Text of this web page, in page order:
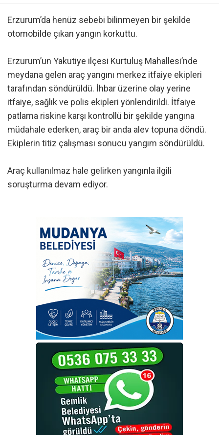
Erzurum’da henüz sebebi bilinmeyen bir şekilde
otomobilde çıkan yangın korkuttu.
Erzurum’un Yakutiye ilçesi Kurtuluş Mahallesi’nde
meydana gelen araç yangını merkez itfaiye ekipleri
tarafından söndürüldü. İhbar üzerine olay yerine
itfaiye, sağlık ve polis ekipleri yönlendirildi. İtfaiye
patlama riskine karşı kontrollü bir şekilde yangına
müdahale ederken, araç bir anda alev topuna döndü.
Ekiplerin titiz çalışması sonucu yangım söndürüldü.
Araç kullanılmaz hale gelirken yangınla ilgili
soruşturma devam ediyor.